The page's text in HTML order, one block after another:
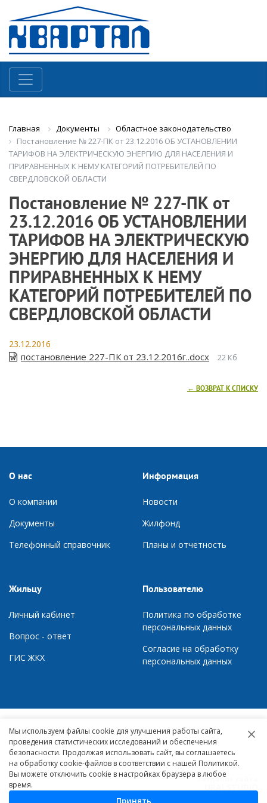
Главная Документы
Областное законодательство
Постановление № 227-ПК от 23.12.2016 ОБ УСТАНОВЛЕНИИ
ТАРИФОВ НА ЭЛЕКТРИЧЕСКУЮ ЭНЕРГИЮ ДЛЯ НАСЕЛЕНИЯ И
ПРИРАВНЕННЫХ К НЕМУ КАТЕГОРИЙ ПОТРЕБИТЕЛЕЙ ПО
СВЕРДЛОВСКОЙ ОБЛАСТИ
Постановление № 227-ПК от
23.12.2016 ОБ УСТАНОВЛЕНИИ
ТАРИФОВ НА ЭЛЕКТРИЧЕСКУЮ
ЭНЕРГИЮ ДЛЯ НАСЕЛЕНИЯ И
ПРИРАВНЕННЫХ К НЕМУ
КАТЕГОРИЙ ПОТРЕБИТЕЛЕЙ ПО
СВЕРДЛОВСКОЙ ОБЛАСТИ
23.12.2016
постановление 227-ПК от 23.12.2016г..docx 22 Кб
← ВОЗВРАТ К СПИСКУ
О нас
О компании
Документы
Телефонный справочник
Информация
Новости
Жилфонд
Планы и отчетность
Жильцу
Личный кабинет
Вопрос - ответ
ГИС ЖКХ
Пользователю
Политика по обработке
персональных данных
Согласие на обработку
персональных данных
© 2007 – 2026,
Управляющая компания «Квартал»
г. Краснотурьинск, ул. Микова, д. 10
создание сайта
Мы используем файлы cookie для улучшения работы сайта,
проведения статистических исследований и обеспечения
безопасности. Продолжая использовать сайт, вы соглашаетесь
на обработку cookie-файлов в соответствии с нашей Политикой.
Вы можете отключить cookie в настройках браузера в любое
время.
Принять